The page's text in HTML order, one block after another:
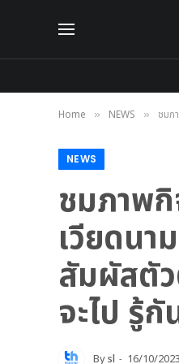
Home » NEWS » ชมภ
NEWS
ชมภาพ
เวียดน
สัมผัสตัว
จะไป รู้กั
Bysl 16/10/2023